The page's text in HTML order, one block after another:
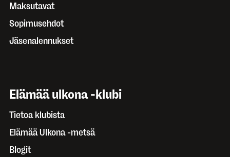
Maksutavat
Sopimusehdot
Jäsenalennukset
Elämää ulkona -klubi
Tietoa klubista
Elämää Ulkona -metsä
Blogit